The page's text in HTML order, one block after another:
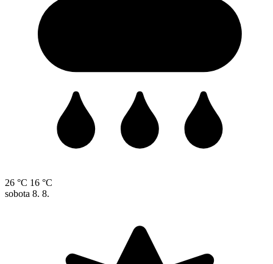
26 °C 16 °C
sobota 8. 8.